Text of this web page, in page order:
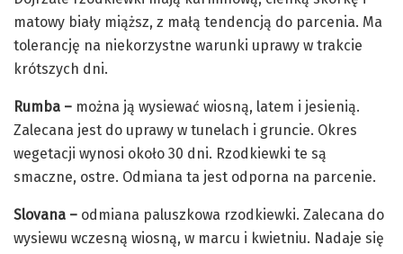
matowy biały miąższ, z małą tendencją do parcenia. Ma
tolerancję na niekorzystne warunki uprawy w trakcie
krótszych dni.
Rumba – można ją wysiewać wiosną, latem i jesienią.
Zalecana jest do uprawy w tunelach i gruncie. Okres
wegetacji wynosi około 30 dni. Rzodkiewki te są
smaczne, ostre. Odmiana ta jest odporna na parcenie.
Slovana – odmiana paluszkowa rzodkiewki. Zalecana do
wysiewu wczesną wiosną, w marcu i kwietniu. Nadaje się